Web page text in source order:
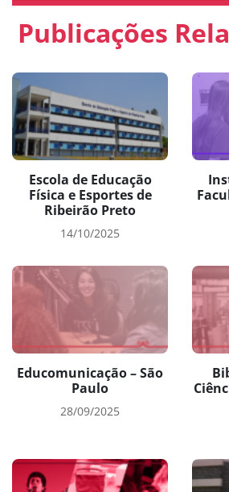
Publicações
Escola de Educação
Física e Esportes de
Ribeirão Preto
14/10/2025
Educomunicação – São
Paulo
28/09/2025